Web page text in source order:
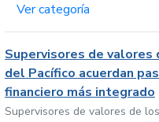
Ver categoría
Supervisores de
del Pacífico acuerdan
financiero más integrado
Supervisores de valores de